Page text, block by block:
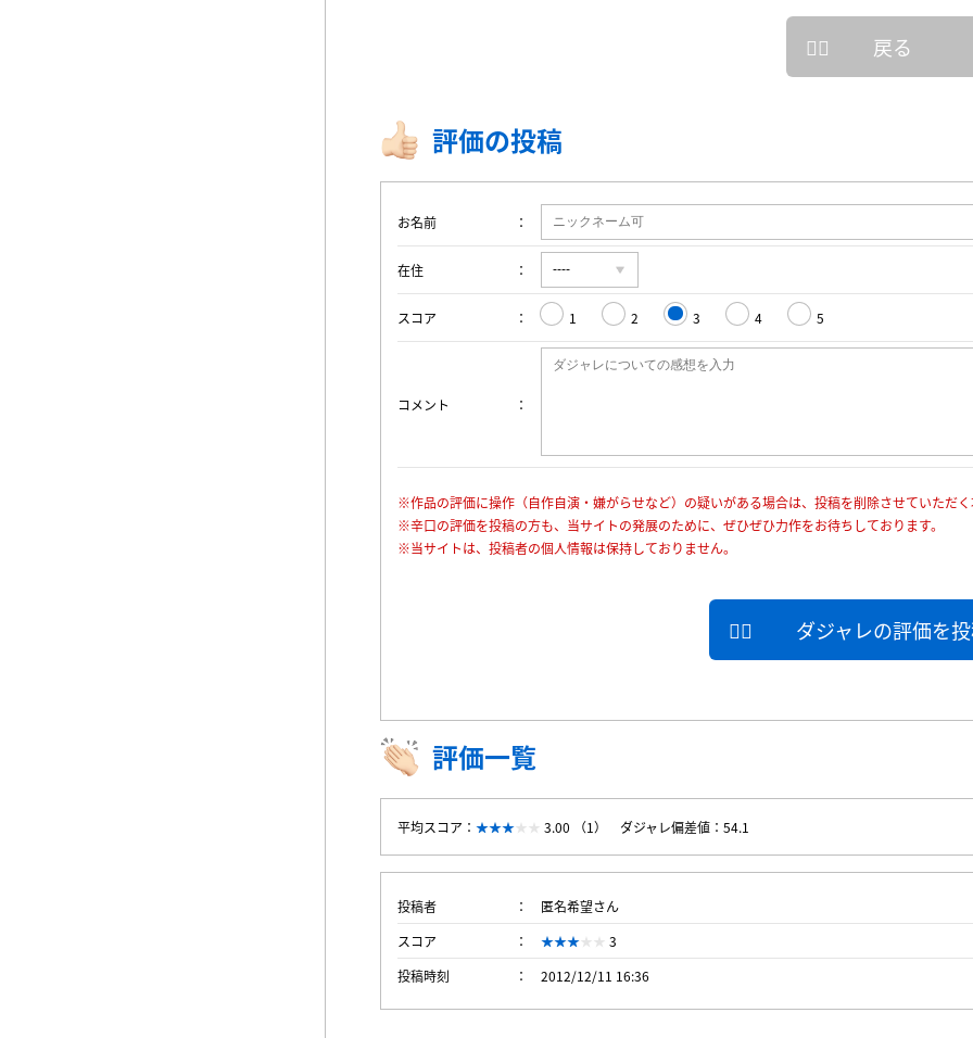
戻る
評価の投稿
お名前
在住
スコア 1 2 3 4 5
コメント
※作品の評価に操作（自作自演・嫌がらせなど）の疑いがある場合は、投稿を削除させていただ
※辛口の評価を投稿の方も、当サイトの発展のために、ぜひぜひ力作をお待ちしております。
※当サイトは、投稿者の個人情報は保持しておりません。
ダジャレの評価を
評価一覧
平均スコア： 3.00 （1） ダジャレ偏差値：54.1
投稿者
匿名希望さん
スコア
3
投稿時刻
2012/12/11 16:36